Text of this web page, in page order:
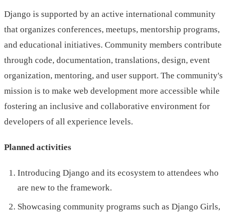
Django is supported by an active international community
that organizes conferences, meetups, mentorship programs,
and educational initiatives. Community members contribute
through code, documentation, translations, design, event
organization, mentoring, and user support. The community's
mission is to make web development more accessible while
fostering an inclusive and collaborative environment for
developers of all experience levels.
Planned activities
Introducing Django and its ecosystem to attendees who
are new to the framework.
Showcasing community programs such as Django Girls,